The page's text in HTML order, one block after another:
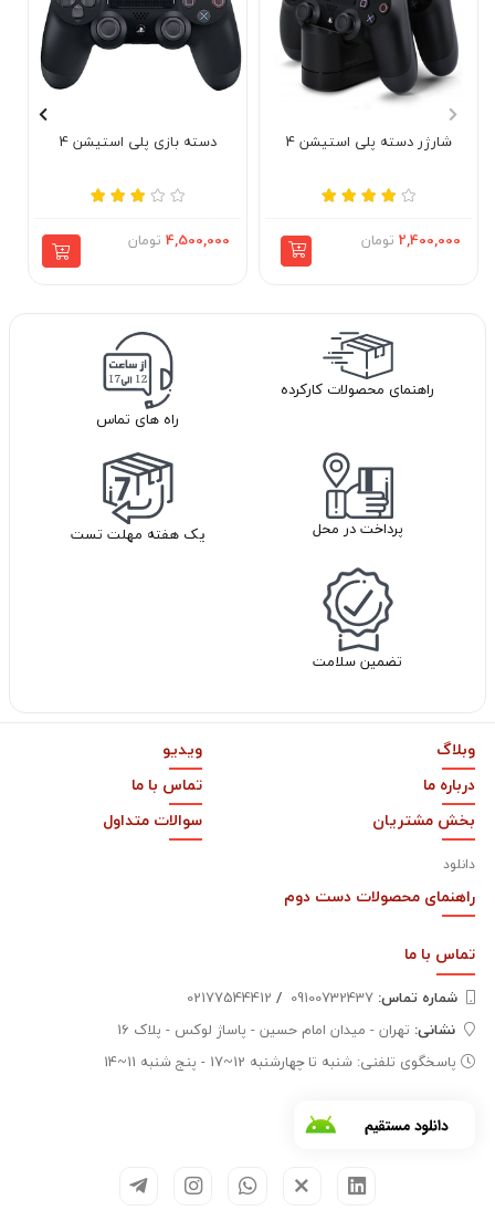
شارژر دسته پلی استیشن 4
2,400,000 تومان
دسته بازی پلی استیشن 4
4,500,000 تومان
راهنمای محصولات کارکرده
راه های تماس
پرداخت در محل یک هفته مهلت تست
تضمین سلامت
وبلاگ
ویدیو
درباره ما
تماس با ما
بخش مشتریان
دانلود
سوالات متداول
راهنمای محصولات دست دوم
تماس با ما
شماره تماس‌: /
02177544412
نشانی: تهران - میدان امام حسین - پاساژ لوکس - پلاک 16
پاسخگوی تلفنی: شنبه تا چهارشنبه 12~17 - پنج شنبه 11~14